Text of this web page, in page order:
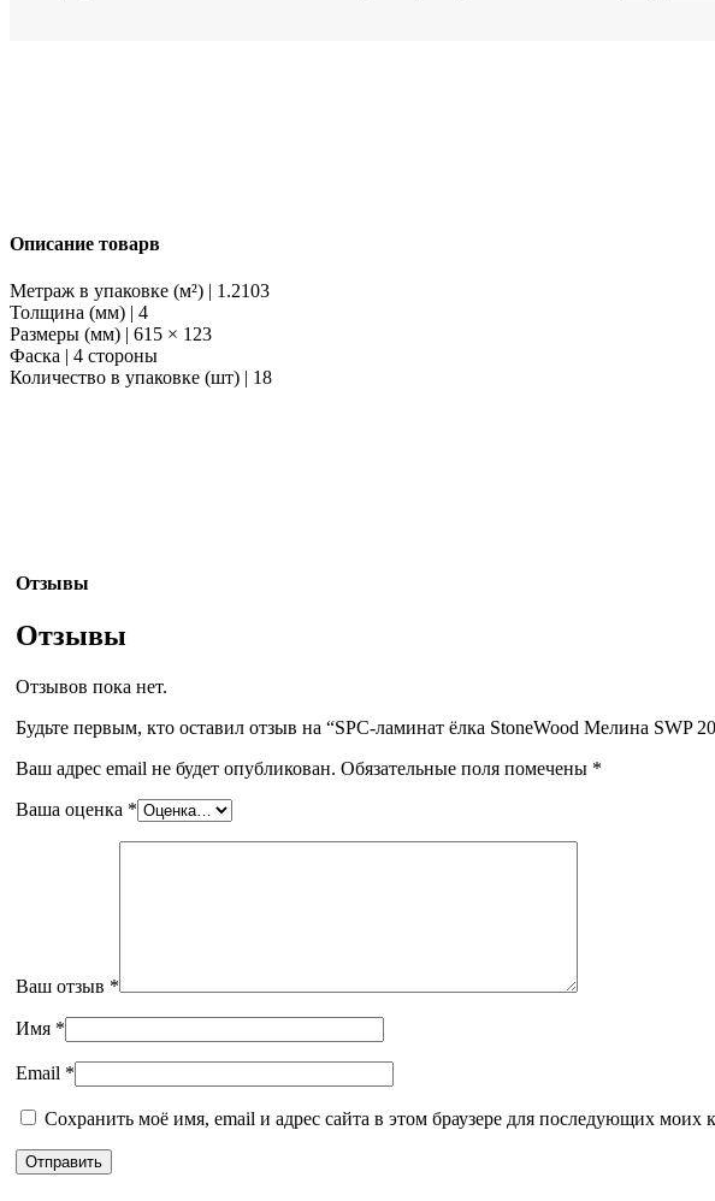
Описание товарв
Метраж в упаковке (м²) | 1.2103
Толщина (мм) | 4
Размеры (мм) | 615 × 123
Фаска | 4 стороны
Количество в упаковке (шт) | 18
Отзывы
Отзывы
Отзывов пока нет.
Будьте первым, кто оставил отзыв на “SPC-ламинат ёлка StoneWood Мелина SWP
Ваш адрес email не будет опубликован. Обязательные поля помечены *
Ваша оценка *
Ваш отзыв *
Имя *
Email *
Сохранить моё имя, email и адрес сайта в этом браузере для последующих моих